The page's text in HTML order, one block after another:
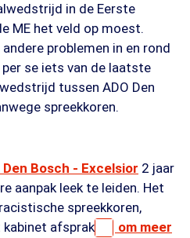
in de Eerste
ME het veld op moest.
problemen in en rond
se iets van de laatste
tussen ADO Den
spreekkoren.
Den Bosch - Excelsior 2 jaar
aanpak leek te leiden. Het
spreekkoren,
kabinet afsprak
om meer